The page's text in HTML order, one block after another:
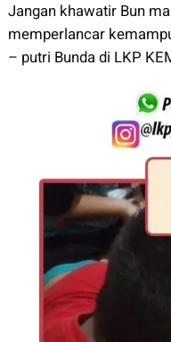
Jangan khawatir Bun
memperlancar
– putri Bunda di LKP